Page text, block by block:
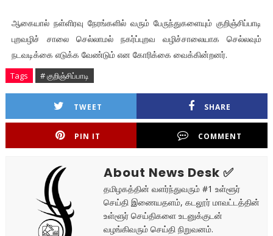
ஆகையால் நள்ளிரவு நேரங்களில் வரும் பேருந்துகளையும் குறிஞ்சிப்பாடி
புறவழிச் சாலை செல்லாமல் நகர்ப்புறவ வழிச்சாலையாக செல்லவும்
நடவடிக்கை எடுக்க வேண்டும் என கோரிக்கை வைக்கின்றனர்.
Tags # குறிஞ்சிப்பாடி
TWEET SHARE
PIN IT COMMENT
About News Desk ✅
தமிழகத்தின் வளர்ந்துவரும் #1 உள்ளூர்
செய்தி இணையதளம், கடலூர் மாவட்டத்தின்
உள்ளூர் செய்திகளை உடனுக்குடன்
வழங்கிவரும் செய்தி நிறுவனம்.